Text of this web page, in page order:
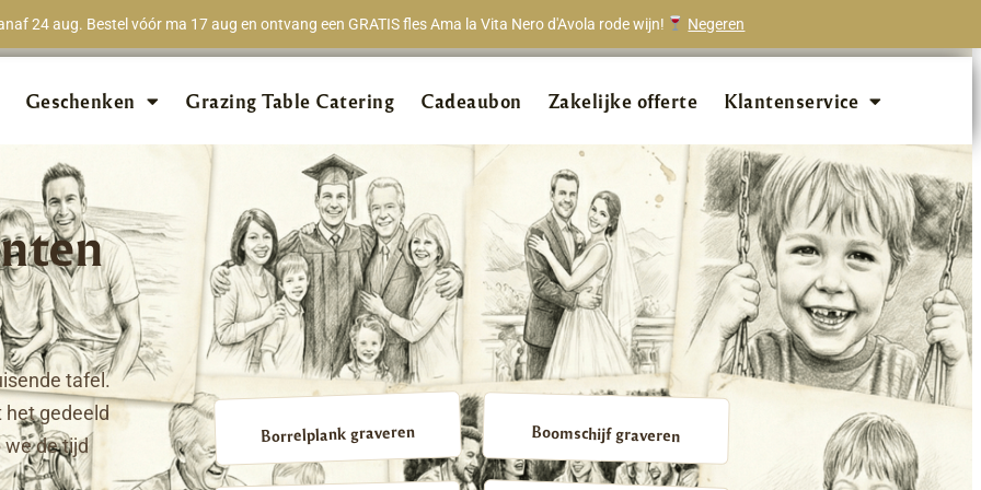
24 aug. Bestel vóór ma 17 aug en ontvang een GRATIS fles Ama la Vita Nero d'Avola rode wijn! Negeren
★★★★★98% van onze klanten beveelt ons aan!
Geschenken Grazing Table Catering Cadeaubon Zakelijke offerte Klantenservice
tafel.
gedeeld
we de tijd
Borrelplank graveren Boomschijf graveren